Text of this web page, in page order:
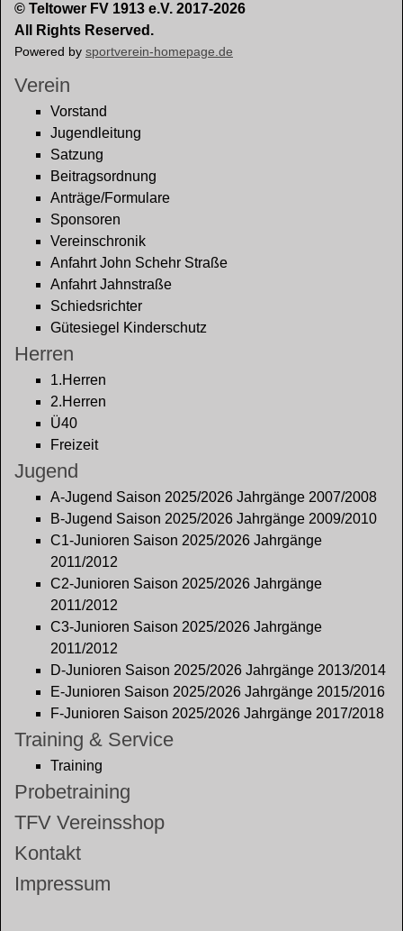
© Teltower FV 1913 e.V. 2017-2026
All Rights Reserved.
Powered by sportverein-homepage.de
Verein
Vorstand
Jugendleitung
Satzung
Beitragsordnung
Anträge/Formulare
Sponsoren
Vereinschronik
Anfahrt John Schehr Straße
Anfahrt Jahnstraße
Schiedsrichter
Gütesiegel Kinderschutz
Herren
1.Herren
2.Herren
Ü40
Freizeit
Jugend
A-Jugend Saison 2025/2026 Jahrgänge 2007/2008
B-Jugend Saison 2025/2026 Jahrgänge 2009/2010
C1-Junioren Saison 2025/2026 Jahrgänge
2011/2012
C2-Junioren Saison 2025/2026 Jahrgänge
2011/2012
C3-Junioren Saison 2025/2026 Jahrgänge
2011/2012
D-Junioren Saison 2025/2026 Jahrgänge 2013/2014
E-Junioren Saison 2025/2026 Jahrgänge 2015/2016
F-Junioren Saison 2025/2026 Jahrgänge 2017/2018
Training & Service
Training
Probetraining
TFV Vereinsshop
Kontakt
Impressum